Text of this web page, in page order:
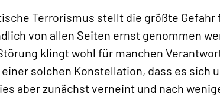
Terrorismus stellt die größte Gefahr
von allen Seiten ernst genommen
klingt wohl für manchen
solchen Konstellation, dass es sich
aber zunächst verneint und nach